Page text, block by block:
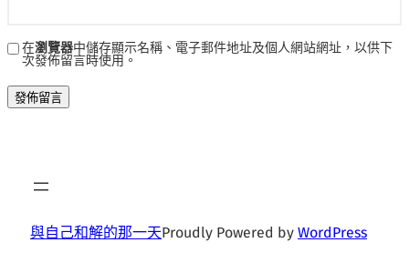
在瀏覽器中儲存顯示名稱、電子郵件地址及個人網站網址，以供下
次發佈留言時使用。
與自己和解的那一天Proudly Powered by WordPress